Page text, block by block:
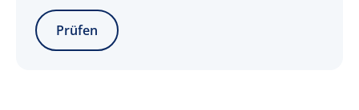
Prüfen